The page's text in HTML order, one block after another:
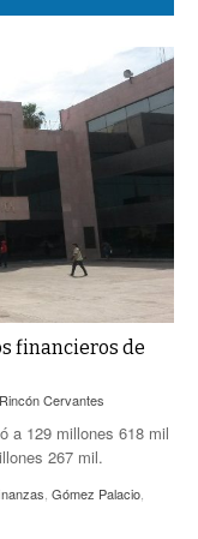
financieros de
Cervantes
a 129 millones 618 mil
267 mil.
Gómez Palacio